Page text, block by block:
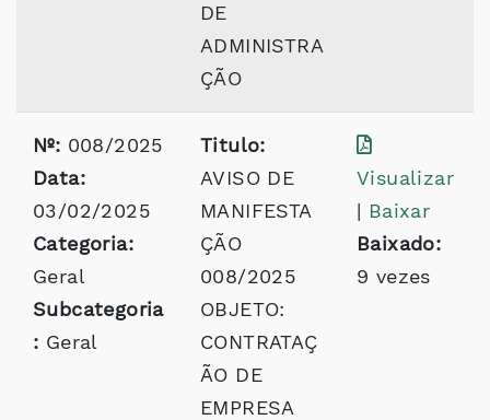
DE
ADMINISTRA
ÇÃO
Nº: 008/2025
Data:
03/02/2025
Categoria:
Geral
Subcategoria
: Geral
Titulo:
AVISO DE
MANIFESTA
ÇÃO
008/2025
OBJETO:
CONTRATAÇ
ÃO DE
EMPRESA
Visualizar
| Baixar
Baixado:
9 vezes